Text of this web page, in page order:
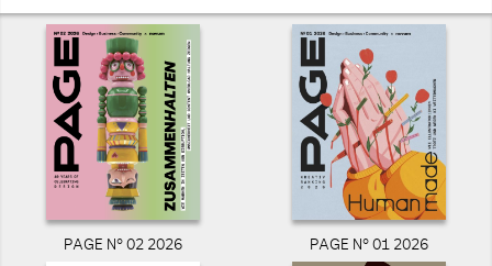
PAGE N° 02 2026 PAGE N° 01 2026